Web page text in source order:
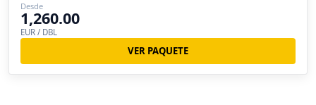
Desde
1,260.00
EUR / DBL
VER PAQUETE